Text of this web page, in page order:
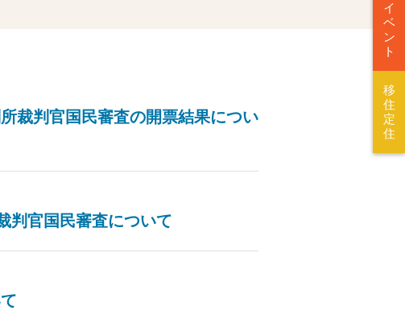
裁判官国民審査の開票結果につい
判官国民審査について
イ
ベ
ン
ト
移
住
定
住